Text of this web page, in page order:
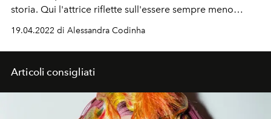
storia. Qui l'attrice riflette sull'essere sempre meno
d'arte che l'hanno emozionata, come non avrebbe
creduto possibile.
19.04.2022 di Alessandra Codinha
Articoli consigliati